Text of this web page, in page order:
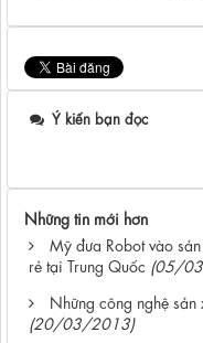
Ý kiến bạn đọc
Những tin mới hơn
Mỹ đưa Robot vào
rẻ tại Trung Quốc (05/
Những công nghệ
(20/03/2013)